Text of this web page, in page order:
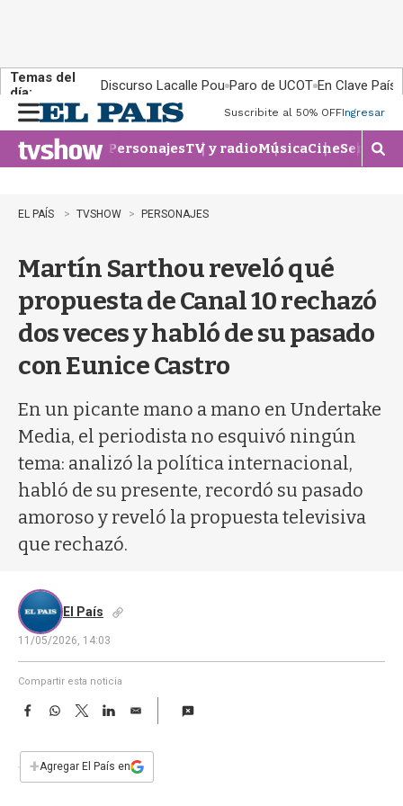
Temas del
día:
Discurso Lacalle Pou Paro de UCOT En Clave País
n
u
Suscribite al 50% OFFIngresar
PersonajesTV y radioMúsicaCineSeries
M
o
a
EL PAÍS TVSHOW PERSONAJES
Martín Sarthou reveló qué
propuesta de Canal 10 rechazó
dos veces y habló de su pasado
con Eunice Castro
En un picante mano a mano en Undertake
Media, el periodista no esquivó ningún
tema: analizó la política internacional,
habló de su presente, recordó su pasado
amoroso y reveló la propuesta televisiva
que rechazó.
El País
11/05/2026, 14:03
Compartir esta noticia
F
e
b
W
s
T
w
t
L
E
i
l
+Agregar El País en